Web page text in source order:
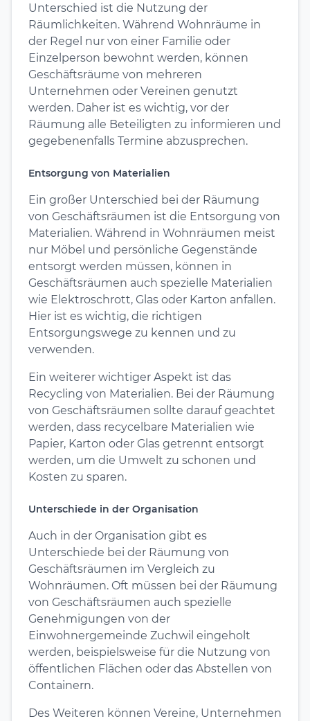
Unterschied ist die Nutzung der
Räumlichkeiten. Während Wohnräume in
der Regel nur von einer Familie oder
Einzelperson bewohnt werden, können
Geschäftsräume von mehreren
Unternehmen oder Vereinen genutzt
werden. Daher ist es wichtig, vor der
Räumung alle Beteiligten zu informieren und
gegebenenfalls Termine abzusprechen.
Entsorgung von Materialien
Ein großer Unterschied bei der Räumung
von Geschäftsräumen ist die Entsorgung von
Materialien. Während in Wohnräumen meist
nur Möbel und persönliche Gegenstände
entsorgt werden müssen, können in
Geschäftsräumen auch spezielle Materialien
wie Elektroschrott, Glas oder Karton anfallen.
Hier ist es wichtig, die richtigen
Entsorgungswege zu kennen und zu
verwenden.
Ein weiterer wichtiger Aspekt ist das
Recycling von Materialien. Bei der Räumung
von Geschäftsräumen sollte darauf geachtet
werden, dass recycelbare Materialien wie
Papier, Karton oder Glas getrennt entsorgt
werden, um die Umwelt zu schonen und
Kosten zu sparen.
Unterschiede in der Organisation
Auch in der Organisation gibt es
Unterschiede bei der Räumung von
Geschäftsräumen im Vergleich zu
Wohnräumen. Oft müssen bei der Räumung
von Geschäftsräumen auch spezielle
Genehmigungen von der
Einwohnergemeinde Zuchwil eingeholt
werden, beispielsweise für die Nutzung von
öffentlichen Flächen oder das Abstellen von
Containern.
Des Weiteren können Vereine, Unternehmen